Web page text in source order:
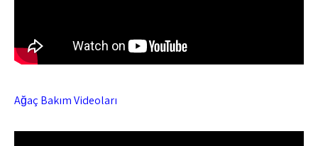
Ağaç Bakım Videoları